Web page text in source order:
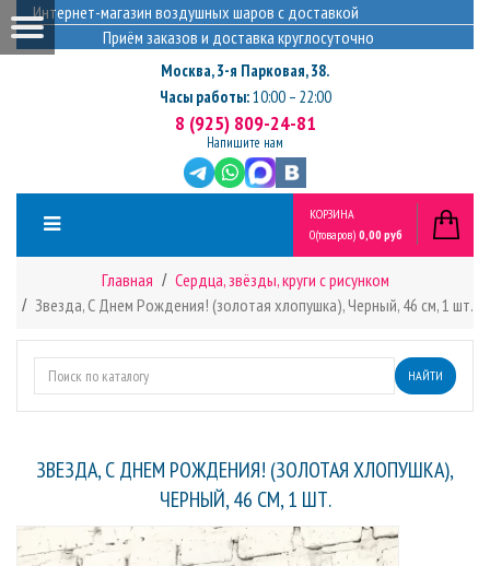
Интернет-магазин воздушных шаров с доставкой
Приём заказов и доставка круглосуточно
Москва,3-я Парковая, 38.
Часы работы:10:00 – 22:00
8 (925) 809-24-81
Напишите нам
КОРЗИНА
0(товаров) 0,00 руб
Главная
Сердца, звёзды, круги с рисунком
Звезда, С Днем Рождения! (золотая хлопушка), Черный, 46 см, 1 шт.
НАЙТИ
ЗВЕЗДА, С ДНЕМ РОЖДЕНИЯ! (ЗОЛОТАЯ ХЛОПУШКА),
ЧЕРНЫЙ, 46 СМ, 1 ШТ.